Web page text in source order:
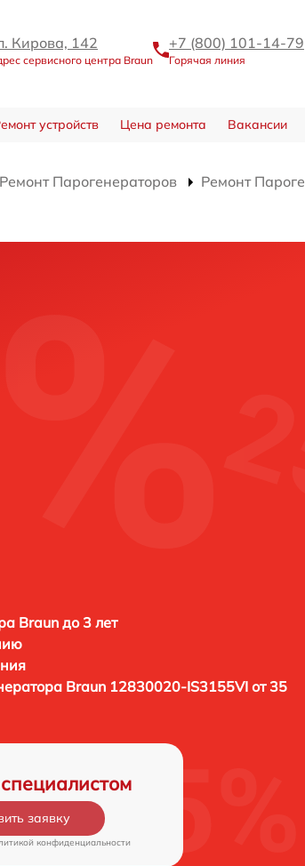
Кирова, 142
сервисного центра Braun
+7 (800) 101-14-79
Горячая линия
устройств Цена ремонта Вакансии
Ремонт Парогенераторов
Ремонт
Braun до 3 лет
Braun 12830020-IS3155VI от 35
заявку
конфиденциальности